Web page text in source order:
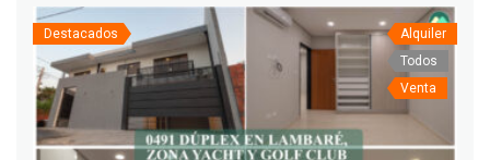
Destacados
Alquiler
Todos
Venta